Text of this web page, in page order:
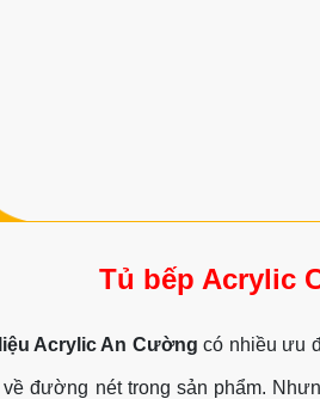
Tủ bếp Acrylic
Acrylic An Cường có nhiều ưu
đường nét trong sản phẩm.